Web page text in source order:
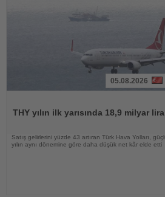
05.08.2026
THY yılın ilk yarısında 18,9 milyar
Satış gelirlerini yüzde 43 artıran Türk Hava Yolları,
yılın aynı dönemine göre daha düşük net kâr elde etti